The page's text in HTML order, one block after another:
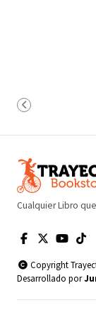
Cualquier Libro
Copyright
Desarrollado por